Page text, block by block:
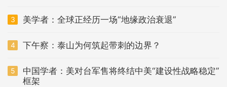
3 美学者：全球正经历一场“地缘政治衰退”
4 下午察：泰山为何筑起带刺的边界？
5
中国学者：美对台军售将终结中美“建设性战略稳定”
框架